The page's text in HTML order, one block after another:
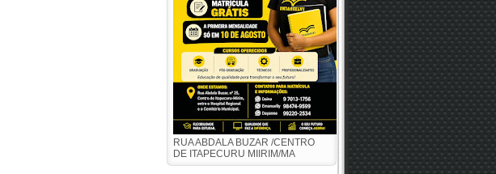
RUA ABDALA BUZAR /CENTRO
DE ITAPECURU MIIRIM/MA